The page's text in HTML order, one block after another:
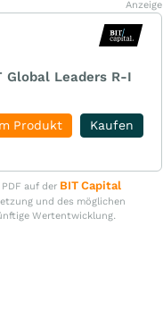
Anzeige
Global Leaders R-I
Kaufen
Produkt
auf der BIT Capital
und des möglichen
Wertentwicklung.